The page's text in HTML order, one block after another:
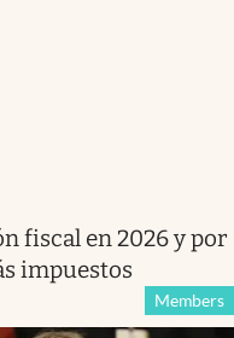
fiscal en 2026 y por
impuestos
Members